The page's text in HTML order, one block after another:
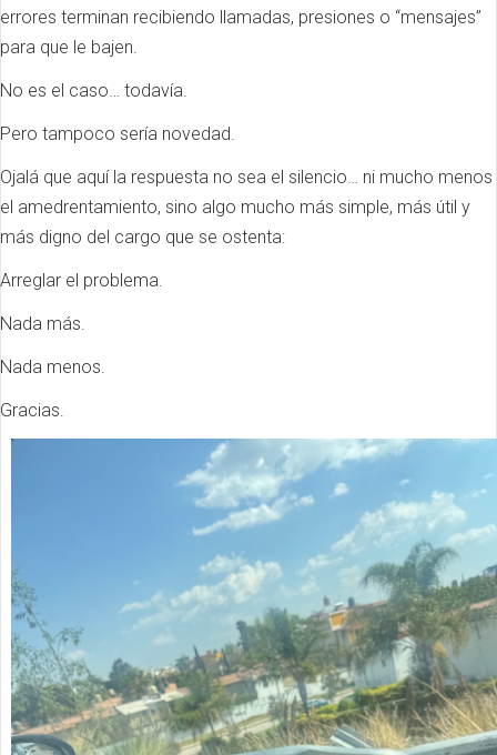
errores terminan recibiendo llamadas, presiones o “mensajes”
para que le bajen.
No es el caso… todavía.
Pero tampoco sería novedad.
Ojalá que aquí la respuesta no sea el silencio… ni mucho menos
el amedrentamiento, sino algo mucho más simple, más útil y
más digno del cargo que se ostenta:
Arreglar el problema.
Nada más.
Nada menos.
Gracias.